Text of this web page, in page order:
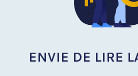
ENVIE DE LIRE